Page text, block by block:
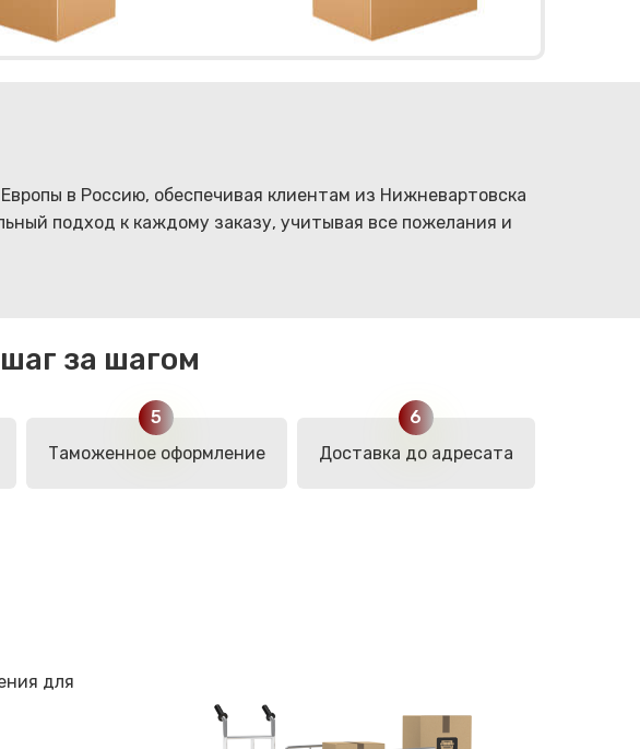
в Россию, обеспечивая клиентам из Нижневартовска
подход к каждому заказу, учитывая все пожелания и
за шагом
Таможенное оформление Доставка до адресата
для